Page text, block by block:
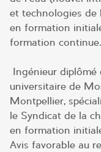
et technologies de
en formation
formation continue.
Ingénieur diplômé
universitaire de
Montpellier,
le Syndicat de la
en formation
Avis favorable au